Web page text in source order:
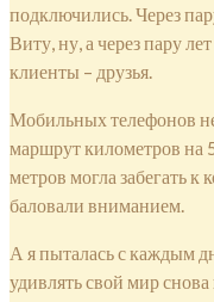
подключились. Через
Виту, ну, а через пару
клиенты – друзья.
Мобильных телефонов
маршрут километров на
метров могла забегать
баловали вниманием.
А я пыталась с каждым
удивлять свой мир снова